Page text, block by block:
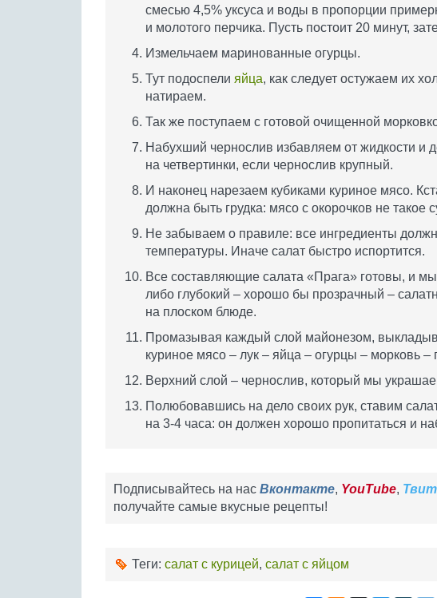
смесью 4,5% уксуса и воды в пропорции
и молотого перчика. Пусть постоит 20 минут,
Измельчаем маринованные огурцы.
Тут подоспели яйца, как следует остужаем их
натираем.
Так же поступаем с готовой очищенной
Набухший чернослив избавляем от жидкости и
на четвертинки, если чернослив крупный.
И наконец нарезаем кубиками куриное мясо.
должна быть грудка: мясо с окорочков не такое
Не забываем о правиле: все ингредиенты
температуры. Иначе салат быстро испортится.
Все составляющие салата «Прага» готовы, и
либо глубокий – хорошо бы прозрачный –
на плоском блюде.
Промазывая каждый слой майонезом,
куриное мясо – лук – яйца – огурцы – морковь –
Верхний слой – чернослив, который мы
Полюбовавшись на дело своих рук, ставим
на 3-4 часа: он должен хорошо пропитаться и
Подписывайтесь на нас Вконтакте, YouTube,
получайте самые вкусные рецепты!
Теги: салат с курицей, салат с яйцом